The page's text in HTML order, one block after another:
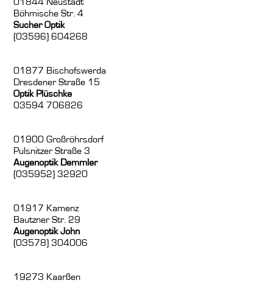
01844 Neustadt
Böhmische Str. 4
Sucher Optik
(03596) 604268
01877 Bischofswerda
Dresdener Straße 15
Optik Plüschke
03594 706826
01900 Großröhrsdorf
Pulsnitzer Straße 3
Augenoptik Demmler
(035952) 32920
01917 Kamenz
Bautzner Str. 29
Augenoptik John
(03578) 304006
19273 Kaarßen